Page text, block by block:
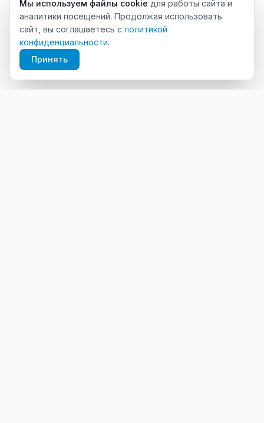
Мы используем файлы cookie для работы сайта и
аналитики посещений. Продолжая использовать
сайт, вы соглашаетесь с политикой
конфиденциальности.
Принять